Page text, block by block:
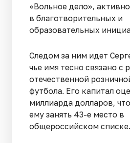
«Вольное дело»,
в благотворительных и
образовательных
Следом за ним идет
чье имя тесно связано с
отечественной
футбола. Его капитал
миллиарда долларов,
ему занять 43-е место в
общероссийском списке.